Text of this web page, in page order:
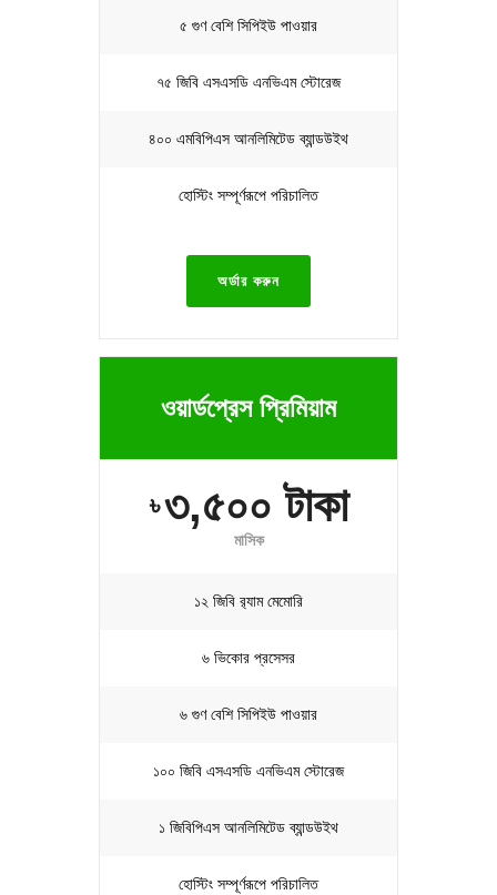
৫ গুণ বেশি সিপিইউ পাওয়ার
৭৫ জিবি এসএসডি এনভিএম স্টোরেজ
৪০০ এমবিপিএস আনলিমিটেড ব্যান্ডউইথ
হোস্টিং সম্পূর্ণরূপে পরিচালিত
অর্ডার করুন
ওয়ার্ডপ্রেস প্রিমিয়াম
৳৩,৫০০ টাকা
মাসিক
১২ জিবি র‍্যাম মেমোরি
৬ ভিকোর প্রসেসর
৬ গুণ বেশি সিপিইউ পাওয়ার
১০০ জিবি এসএসডি এনভিএম স্টোরেজ
১ জিবিপিএস আনলিমিটেড ব্যান্ডউইথ
হোস্টিং সম্পূর্ণরূপে পরিচালিত